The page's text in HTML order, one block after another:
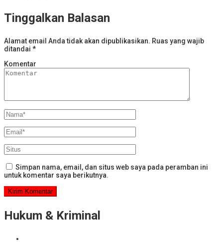
Tinggalkan Balasan
Alamat email Anda tidak akan dipublikasikan. Ruas yang wajib
ditandai *
Komentar
Simpan nama, email, dan situs web saya pada peramban ini
untuk komentar saya berikutnya.
Hukum & Kriminal